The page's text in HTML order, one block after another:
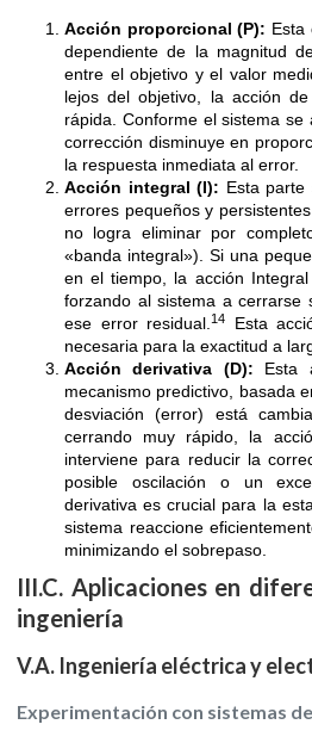
Acción proporcional (P): Esta
dependiente de la magnitud
entre el objetivo y el valor
lejos del objetivo, la acción
rápida. Conforme el sistema
corrección disminuye en
la respuesta inmediata al error.
Acción integral (I): Esta
errores pequeños y
no logra eliminar por
«banda integral»). Si una
en el tiempo, la acción
forzando al sistema a cerrarse
ese error residual.14
Esta
necesaria para la exactitud a
Acción derivativa (D): Esta
mecanismo predictivo, basada
desviación (error) está
cerrando muy rápido, la
interviene para reducir la
posible oscilación o un
derivativa es crucial para la
sistema reaccione
minimizando el sobrepaso.
III.C. Aplicaciones en
ingeniería
V.A. Ingeniería eléctrica y
Experimentación con sistemas